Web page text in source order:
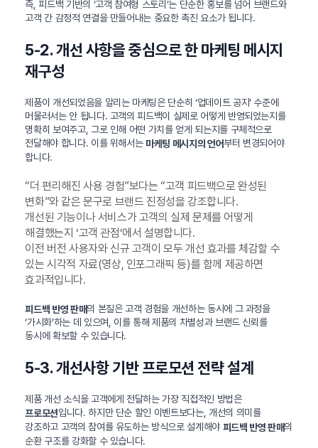
즉, 피드백 기반의 ‘고객 참여형 스토리’는 단순한 홍보를 넘어 브랜드와
고객 간 감정적 연결을 만들어내는 중요한 촉진 요소가 됩니다.
5-2. 개선 사항을 중심으로 한 마케팅 메시지
재구성
제품이 개선되었음을 알리는 마케팅은 단순히 ‘업데이트 공지’ 수준에
머물러서는 안 됩니다. 고객의 피드백이 실제로 어떻게 반영되었는지를
명확히 보여주고, 그로 인해 어떤 가치를 얻게 되는지를 구체적으로
전달해야 합니다. 이를 위해서는 마케팅 메시지의 언어부터 변경되어야
합니다.
“더 편리해진 사용 경험”보다는 “고객 피드백으로 완성된
변화”와 같은 문구로 브랜드 진정성을 강조합니다.
개선된 기능이나 서비스가 고객의 실제 문제를 어떻게
해결했는지 ‘고객 관점’에서 설명합니다.
이전 버전 사용자와 신규 고객이 모두 개선 효과를 체감할 수
있는 시각적 자료(영상, 인포그래픽 등)를 함께 제공하면
효과적입니다.
피드백 반영 판매의 본질은 고객 경험을 개선하는 동시에 그 과정을
‘가시화’하는 데 있으며, 이를 통해 제품의 차별성과 브랜드 신뢰를
동시에 확보할 수 있습니다.
5-3. 개선사항 기반 프로모션 전략 설계
제품 개선 소식을 고객에게 전달하는 가장 직접적인 방법은
프로모션입니다. 하지만 단순 할인 이벤트보다는, 개선의 의미를
강조하고 고객의 참여를 유도하는 방식으로 설계해야 피드백 반영 판매의
순환 구조를 강화할 수 있습니다.